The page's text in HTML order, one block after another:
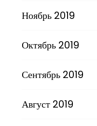
Ноябрь 2019
Октябрь 2019
Сентябрь 2019
Август 2019